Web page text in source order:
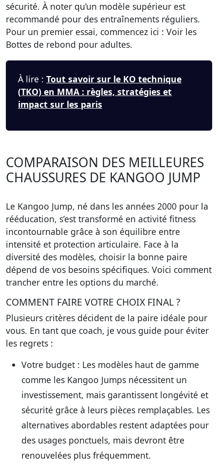
sécurité. À noter qu’un modèle supérieur est
recommandé pour des entraînements réguliers.
Pour un premier essai, commencez ici : Voir les
Bottes de rebond pour adultes.
À lire : Tout savoir sur le KO technique
(TKO) en MMA : règles, stratégies et
impact sur les paris
COMPARAISON DES MEILLEURES
CHAUSSURES DE KANGOO JUMP
Le Kangoo Jump, né dans les années 2000 pour la
rééducation, s’est transformé en activité fitness
incontournable grâce à son équilibre entre
intensité et protection articulaire. Face à la
diversité des modèles, choisir la bonne paire
dépend de vos besoins spécifiques. Voici comment
trancher entre les options du marché.
COMMENT FAIRE VOTRE CHOIX FINAL ?
Plusieurs critères décident de la paire idéale pour
vous. En tant que coach, je vous guide pour éviter
les regrets :
Votre budget : Les modèles haut de gamme
comme les Kangoo Jumps nécessitent un
investissement, mais garantissent longévité et
sécurité grâce à leurs pièces remplaçables. Les
alternatives abordables restent adaptées pour
des usages ponctuels, mais devront être
renouvelées plus fréquemment.